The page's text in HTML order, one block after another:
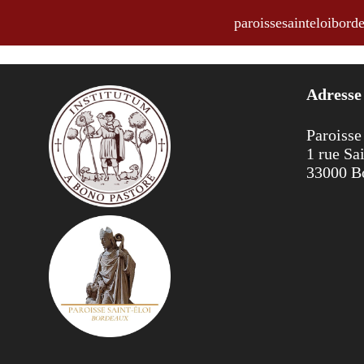
Horaires des messes et offices
Adresse
1 rue
33000